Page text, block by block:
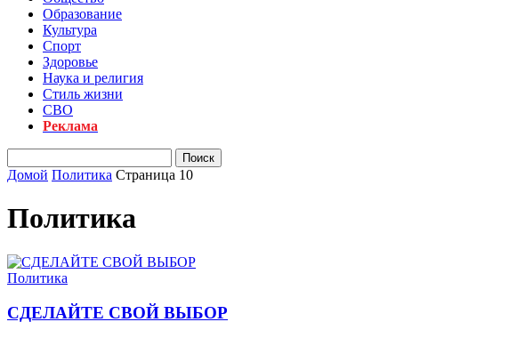
Образование
Культура
Спорт
Здоровье
Наука и религия
Стиль жизни
СВО
Реклама
Домой Политика Страница 10
Политика
Политика
CДЕЛАЙТЕ СВОЙ ВЫБОР